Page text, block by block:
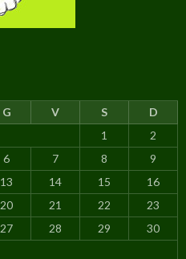
G V S
D
1
2
6 7 8
9
13 14 15
16
20 21 22
23
27 28 29
30